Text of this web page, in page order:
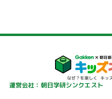
運営会社：朝日学研シンクエスト